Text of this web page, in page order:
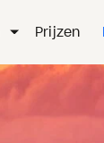
Prijzen